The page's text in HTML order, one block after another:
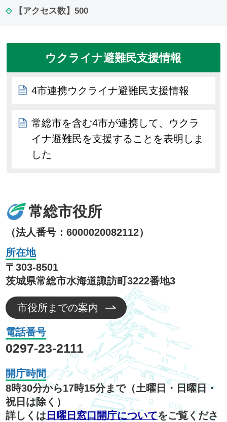
【アクセス数】 500
ウクライナ避難民支援情報
4市連携ウクライナ避難民支援情報
常総市を含む4市が連携して、ウクラ
イナ避難民を支援することを表明しま
した
常総市役所
（法人番号：6000020082112）
所在地
〒303-8501
茨城県常総市水海道諏訪町3222番地3
市役所までの案内
電話番号
0297-23-2111
開庁時間
8時30分から17時15分まで（土曜日・日曜日・
祝日は除く）
詳しくは 日曜日窓口開庁についてをご覧くださ